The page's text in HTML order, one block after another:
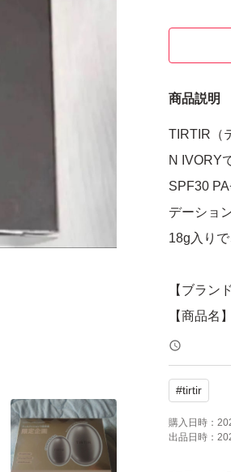
商品説明
TIRTIR（
N IVORY
SPF30
デーショ
18g入り
【ブラン
【商品名
【カラー
【容量】
【SPF/
【商品の
【購入時
#tirtir
購入日時：
出品日時：